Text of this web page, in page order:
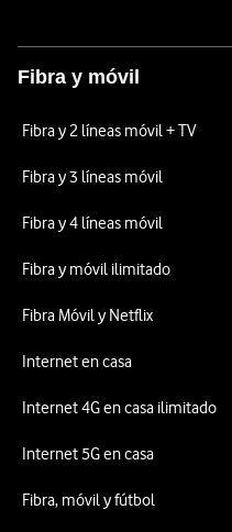
Fibra y móvil
Fibra y 2 líneas móvil + TV
Fibra y 3 líneas móvil
Fibra y 4 líneas móvil
Fibra y móvil ilimitado
Fibra Móvil y Netflix
Internet en casa
Internet 4G en casa ilimitado
Internet 5G en casa
Fibra, móvil y fútbol